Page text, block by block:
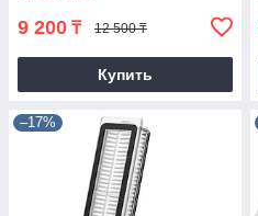
9 200 ₸ 12 500 ₸
Купить
–17%